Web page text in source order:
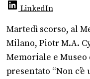
LinkedIn
Martedì scorso, al
Milano, Piotr M.A.
Memoriale e
presentato “Non